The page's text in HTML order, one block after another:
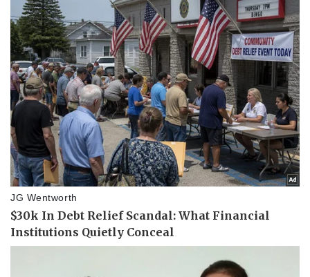
Vụ án
Tin nóng
Tư vấn luật
Vũ khí
Việt Nam
Phân tích